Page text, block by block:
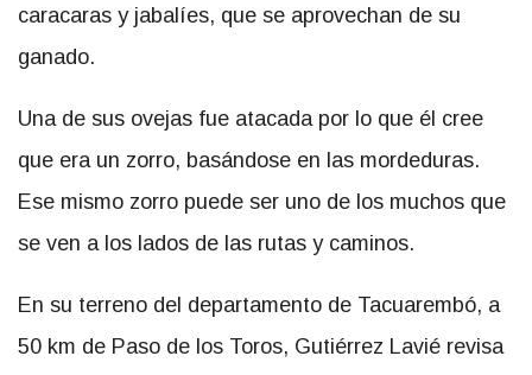
caracaras y jabalíes, que se aprovechan de su
ganado.
Una de sus ovejas fue atacada por lo que él cree
que era un zorro, basándose en las mordeduras.
Ese mismo zorro puede ser uno de los muchos que
se ven a los lados de las rutas y caminos.
En su terreno del departamento de Tacuarembó, a
50 km de Paso de los Toros, Gutiérrez Lavié revisa